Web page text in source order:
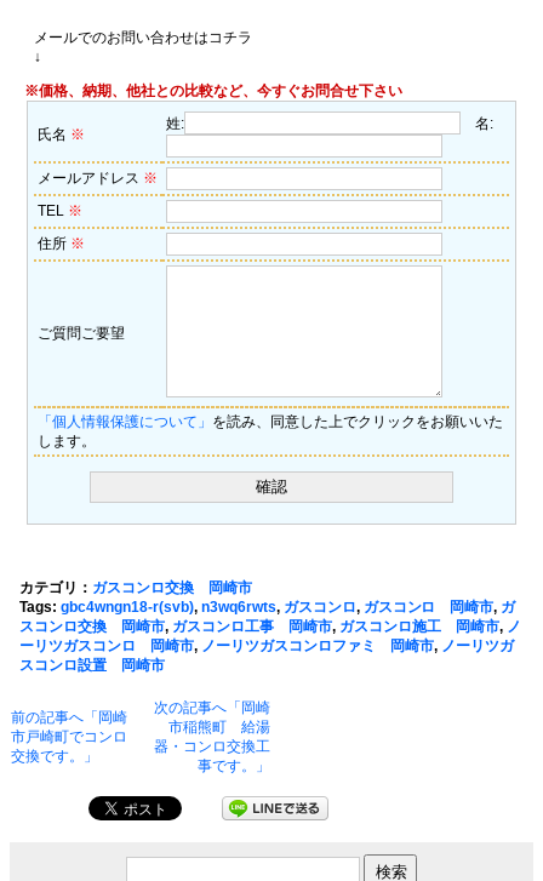
メールでのお問い合わせはコチラ
↓
※価格、納期、他社との比較など、今すぐお問合せ下さい
氏名 ※
姓: 名:
メールアドレス ※
TEL ※
住所 ※
ご質問ご要望
「個人情報保護について」 を読み、同意した上でクリックをお願いいた
します。
カテゴリ： ガスコンロ交換 岡崎市
Tags: gbc4wngn18-r(svb), n3wq6rwts, ガスコンロ, ガスコンロ 岡崎市, ガ
スコンロ交換 岡崎市, ガスコンロ工事 岡崎市, ガスコンロ施工 岡崎市, ノ
ーリツガスコンロ 岡崎市, ノーリツガスコンロファミ 岡崎市, ノーリツガ
スコンロ設置 岡崎市
前の記事へ「岡崎
市戸崎町でコンロ
交換です。」
次の記事へ「岡崎
市稲熊町 給湯
器・コンロ交換工
事です。」